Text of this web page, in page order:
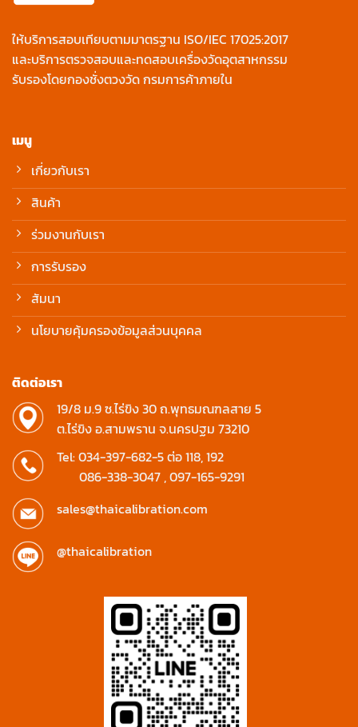
ให้บริการสอบเทียบตามมาตรฐาน ISO/IEC 17025:2017
และบริการตรวจสอบและทดสอบเครื่องวัดอุตสาหกรรม
รับรองโดยกองชั่งตวงวัด กรมการค้าภายใน
เมนู
เกี่ยวกับเรา
สินค้า
ร่วมงานกับเรา
การรับรอง
สัมนา
นโยบายคุ้มครองข้อมูลส่วนบุคคล
ติดต่อเรา
19/8 ม.9 ซ.ไร่ขิง 30 ถ.พุทธมณฑลสาย 5
ต.ไร่ขิง อ.สามพราน จ.นครปฐม 73210
Tel:034-397-682-5ต่อ 118, 192
086-338-3047 ,097-165-9291
sales@thaicalibration.com
@thaicalibration